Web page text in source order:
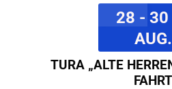
28 - 30
AUG.
TURA „ALTE
FAHRT